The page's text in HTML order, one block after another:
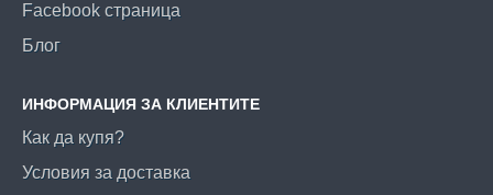
Facebook страница
Блог
ИНФОРМАЦИЯ ЗА КЛИЕНТИТЕ
Как да купя?
Условия за доставка